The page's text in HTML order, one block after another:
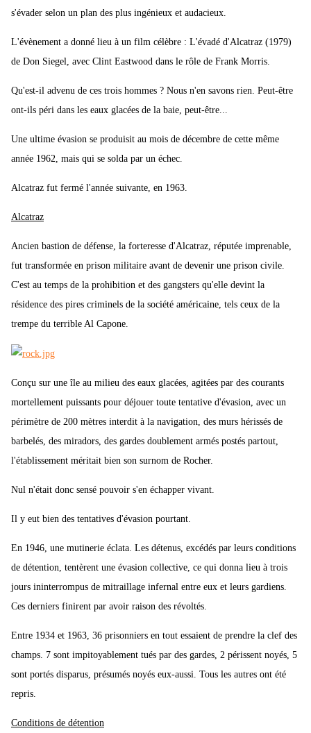
s'évader selon un plan des plus ingénieux et audacieux.
L'évènement a donné lieu à un film célèbre : L'évadé d'Alcatraz (1979)
de Don Siegel, avec Clint Eastwood dans le rôle de Frank Morris.
Qu'est-il advenu de ces trois hommes ? Nous n'en savons rien. Peut-être
ont-ils péri dans les eaux glacées de la baie, peut-être...
Une ultime évasion se produisit au mois de décembre de cette même
année 1962, mais qui se solda par un échec.
Alcatraz fut fermé l'année suivante, en 1963.
Alcatraz
Ancien bastion de défense, la forteresse d'Alcatraz, réputée imprenable,
fut transformée en prison militaire avant de devenir une prison civile.
C'est au temps de la prohibition et des gangsters qu'elle devint la
résidence des pires criminels de la société américaine, tels ceux de la
trempe du terrible Al Capone.
Conçu sur une île au milieu des eaux glacées, agitées par des courants
mortellement puissants pour déjouer toute tentative d'évasion, avec un
périmètre de 200 mètres interdit à la navigation, des murs hérissés de
barbelés, des miradors, des gardes doublement armés postés partout,
l'établissement méritait bien son surnom de Rocher.
Nul n'était donc sensé pouvoir s'en échapper vivant.
Il y eut bien des tentatives d'évasion pourtant.
En 1946, une mutinerie éclata. Les détenus, excédés par leurs conditions
de détention, tentèrent une évasion collective, ce qui donna lieu à trois
jours ininterrompus de mitraillage infernal entre eux et leurs gardiens.
Ces derniers finirent par avoir raison des révoltés.
Entre 1934 et 1963, 36 prisonniers en tout essaient de prendre la clef des
champs. 7 sont impitoyablement tués par des gardes, 2 périssent noyés, 5
sont portés disparus, présumés noyés eux-aussi. Tous les autres ont été
repris.
Conditions de détention